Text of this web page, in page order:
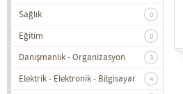
Sağlık 0
Eğitim 0
Danışmanlık - Organizasyon 3
Elektrik - Elektronik - Bilgisayar 4